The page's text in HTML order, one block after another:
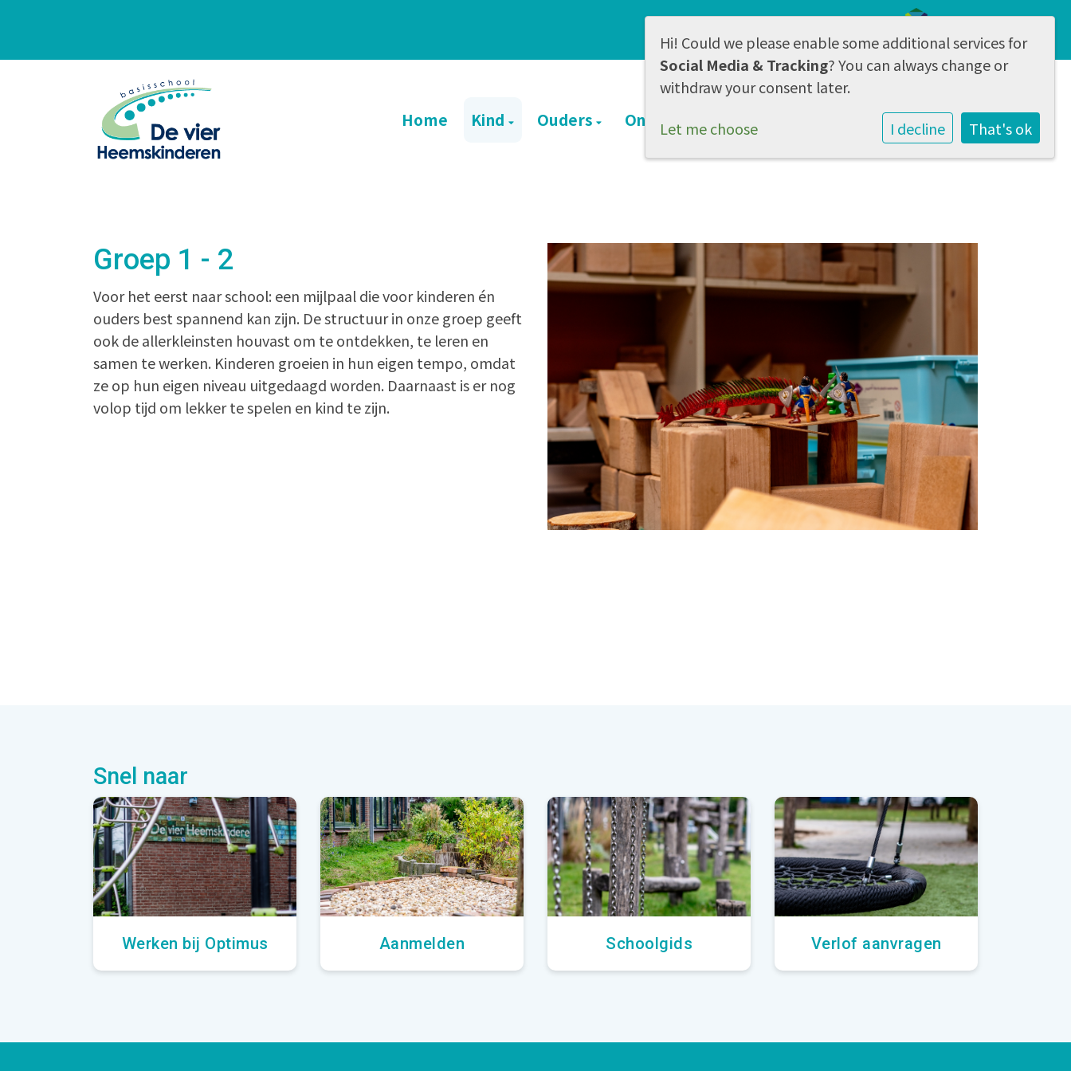
AVG & Privacy
Home Kind Ouders Onze school Contact & aanmelden
Groep 1 - 2
Voor het eerst naar school: een mijlpaal die voor kinderen én
ouders best spannend kan zijn. De structuur in onze groep geeft
ook de allerkleinsten houvast om te ontdekken, te leren en
samen te werken. Kinderen groeien in hun eigen tempo, omdat
ze op hun eigen niveau uitgedaagd worden. Daarnaast is er nog
volop tijd om lekker te spelen en kind te zijn.
Snel naar
Werken bij Optimus Aanmelden Schoolgids Verlof aanvragen
Hi! Could we please enable some additional services for
Social Media & Tracking? You can always change or
withdraw your consent later.
Let me choose
I decline That's ok